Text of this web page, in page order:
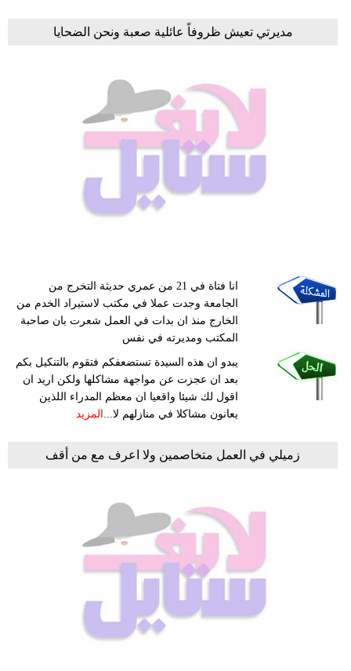
مديرتي تعيش ظروفاً عائلية صعبة ونحن الضحايا
انا فتاة في 21 من عمري حديثة التخرج من
الجامعة وجدت عملا في مكتب لاستيراد الخدم من
الخارج منذ ان بدات في العمل شعرت بان صاحبة
المكتب ومديرته في نفس
يبدو ان هذه السيدة تستضعفكم فتقوم بالتنكيل بكم
بعد ان عجزت عن مواجهة مشاكلها ولكن اريد ان
اقول لك شيئا واقعيا ان معظم المدراء اللذين
يعانون مشاكلا في منازلهم لا... المزيد
زميلي في العمل متخاصمين ولا اعرف مع من أقف